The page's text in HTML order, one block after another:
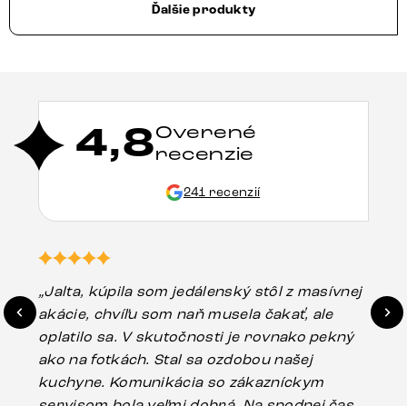
Ďalšie produkty
4,8Overené
recenzie
241 recenzií
„Jalta, kúpila som jedálenský stôl z masívnej
akácie, chvíľu som naň musela čakať, ale
oplatilo sa. V skutočnosti je rovnako pekný
ako na fotkách. Stal sa ozdobou našej
kuchyne. Komunikácia so zákazníckym